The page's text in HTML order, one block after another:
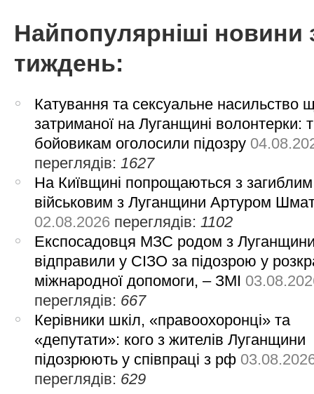
Найпопулярніші новини
тиждень:
Катування та сексуальне насильство
затриманої на Луганщині волонтерки:
бойовикам оголосили підозру
переглядів: 1627
На Київщині попрощаються з загиблим
військовим з Луганщини Артуром
02.08.2026 переглядів: 1102
Експосадовця МЗС родом з
відправили у СІЗО за підозрою у
міжнародної допомоги, – ЗМІ
переглядів: 667
Керівники шкіл, «правоохоронці» та
«депутати»: кого з жителів Луганщини
підозрюють у співпраці з рф
переглядів: 629